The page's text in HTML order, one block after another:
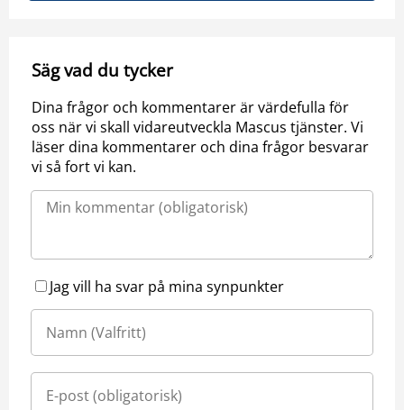
Säg vad du tycker
Dina frågor och kommentarer är värdefulla för
oss när vi skall vidareutveckla Mascus tjänster. Vi
läser dina kommentarer och dina frågor besvarar
vi så fort vi kan.
Jag vill ha svar på mina synpunkter